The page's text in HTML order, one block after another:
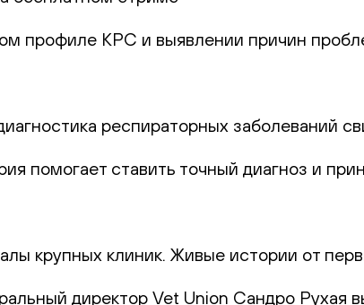
профиле КРС и выявлении причин
респираторных заболеваний
помогает ставить точный диагноз и
крупных клиник. Живые истории от
директор Vet Union Сандро Рухая